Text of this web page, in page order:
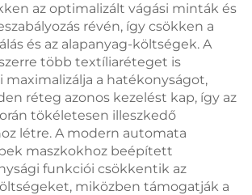
az optimalizált vágási minták és
révén, így csökken a
és az alapanyag-költségek. A
több textíliaréteget is
maximalizálja a hatékonyságot,
réteg azonos kezelést kap, így az
tökéletesen illeszkedő
létre. A modern automata
maszkokhoz beépített
funkciói csökkentik az
miközben támogatják a